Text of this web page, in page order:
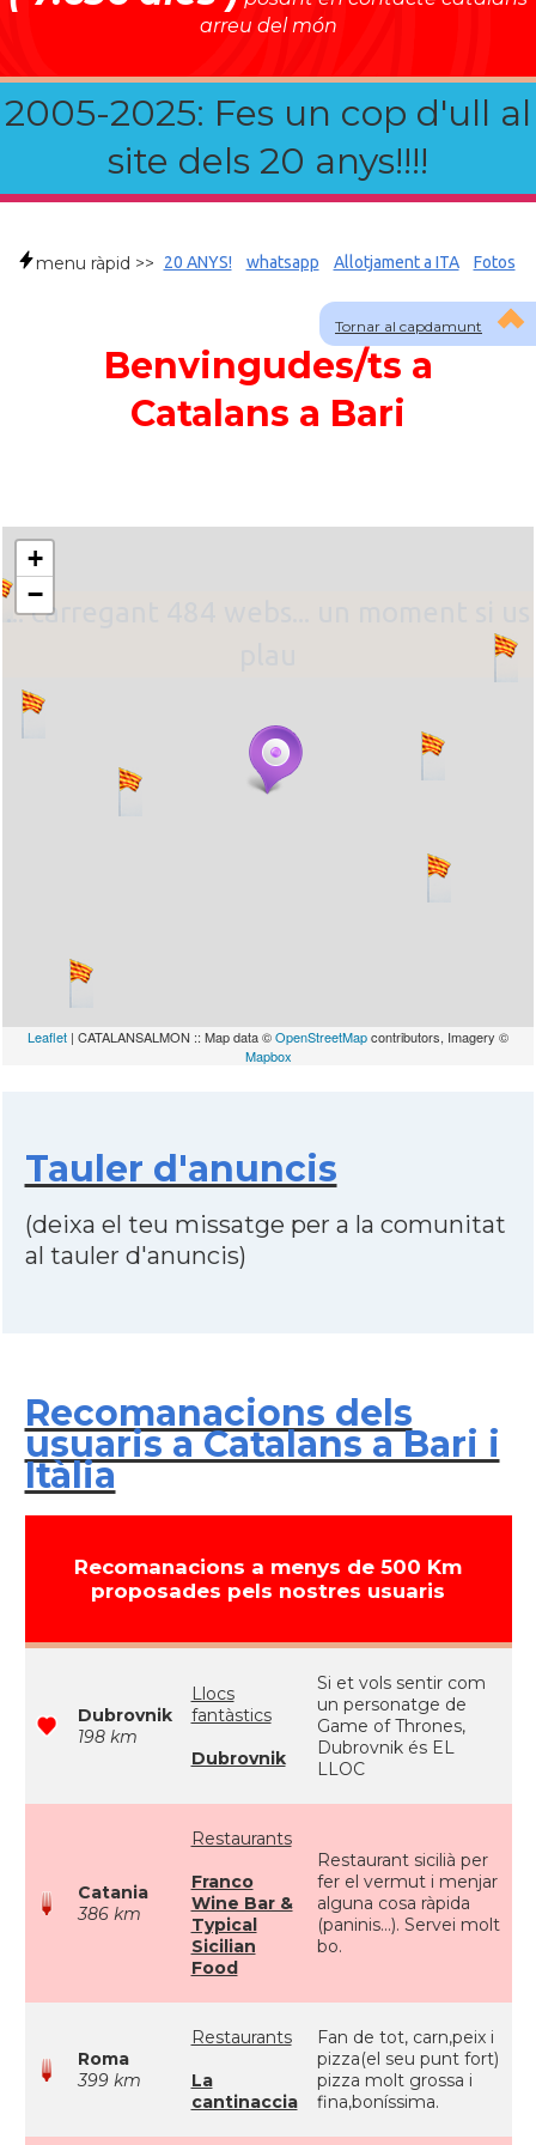
arreu del món
2005-2025: Fes un cop d'ull al
site dels 20 anys!!!!
Tornar al capdamunt
menu ràpid >> 20 ANYS! whatsapp Allotjament a ITA Fotos
Benvingudes/ts a
Catalans a Bari
... carregant 484 webs... un moment si us
+
−
Leaflet | CATALANSALMON :: Map data ©OpenStreetMapcontributors, Imagery ©
Mapbox
Tauler d'anuncis
(deixa el teu missatge per a la comunitat
al tauler d'anuncis)
Recomanacions dels
usuaris a Catalans a Bari i
Itàlia
Recomanacions a menys de 500 Km
proposades pels nostres usuaris
Dubrovnik
198 km
Llocs
fantàstics
Dubrovnik
Si et vols sentir com
un personatge de
Game of Thrones,
Dubrovnik és EL
LLOC
Catania
386 km
Restaurants
Franco
Wine Bar &
Typical
Sicilian
Food
Restaurant sicilià per
fer el vermut i menjar
alguna cosa ràpida
(paninis...). Servei molt
bo.
Roma
399 km
Restaurants
La
cantinaccia
Fan de tot, carn,peix i
pizza(el seu punt fort)
pizza molt grossa i
fina,boníssima.